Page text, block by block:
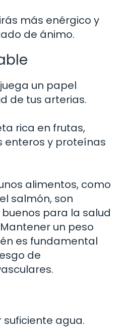
más enérgico y
de ánimo.
un papel
de tus arterias.
rica en frutas,
enteros y proteínas
alimentos, como
salmón, son
para la salud
un peso
es fundamental
de
suficiente agua.